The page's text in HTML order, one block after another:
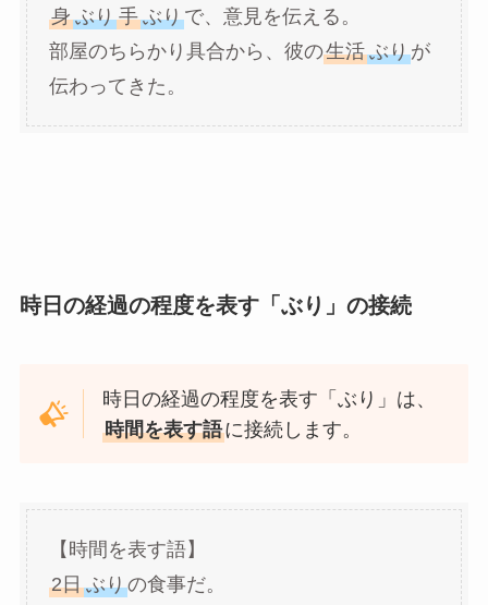
身 ぶり 手 ぶりで、意見を伝える。
部屋のちらかり具合から、彼の生活 ぶりが
伝わってきた。
時日の経過の程度を表す「ぶり」の接続
時日の経過の程度を表す「ぶり」は、
時間を表す語に接続します。
【時間を表す語】
2日 ぶりの食事だ。